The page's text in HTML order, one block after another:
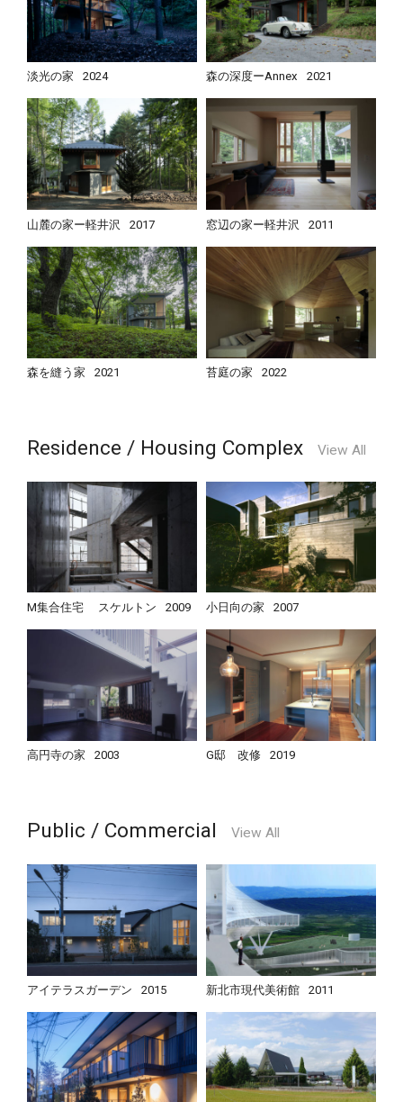
淡光の家 2024 森の深度ーAnnex 2021
山麓の家ー軽井沢 2017 窓辺の家ー軽井沢 2011
森を縫う家 2021 苔庭の家 2022
Residence / Housing Complex View All
M集合住宅 スケルトン 2009 小日向の家 2007
高円寺の家 2003 G邸 改修 2019
Public / Commercial View All
アイテラスガーデン 2015 新北市現代美術館 2011